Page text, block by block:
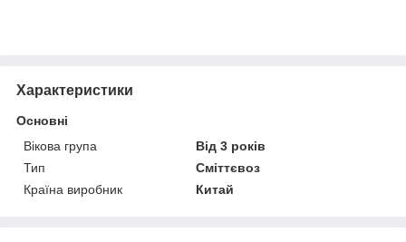
Характеристики
Основні
Вікова група
Від 3 років
Тип
Сміттєвоз
Країна виробник
Китай